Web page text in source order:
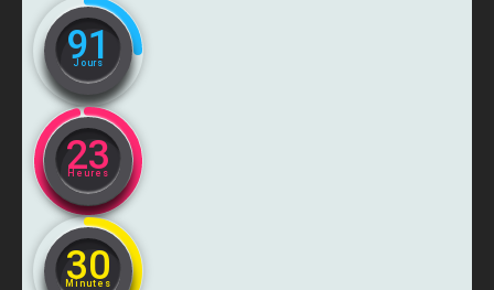
91
Jours
23
Heures
30
Minutes